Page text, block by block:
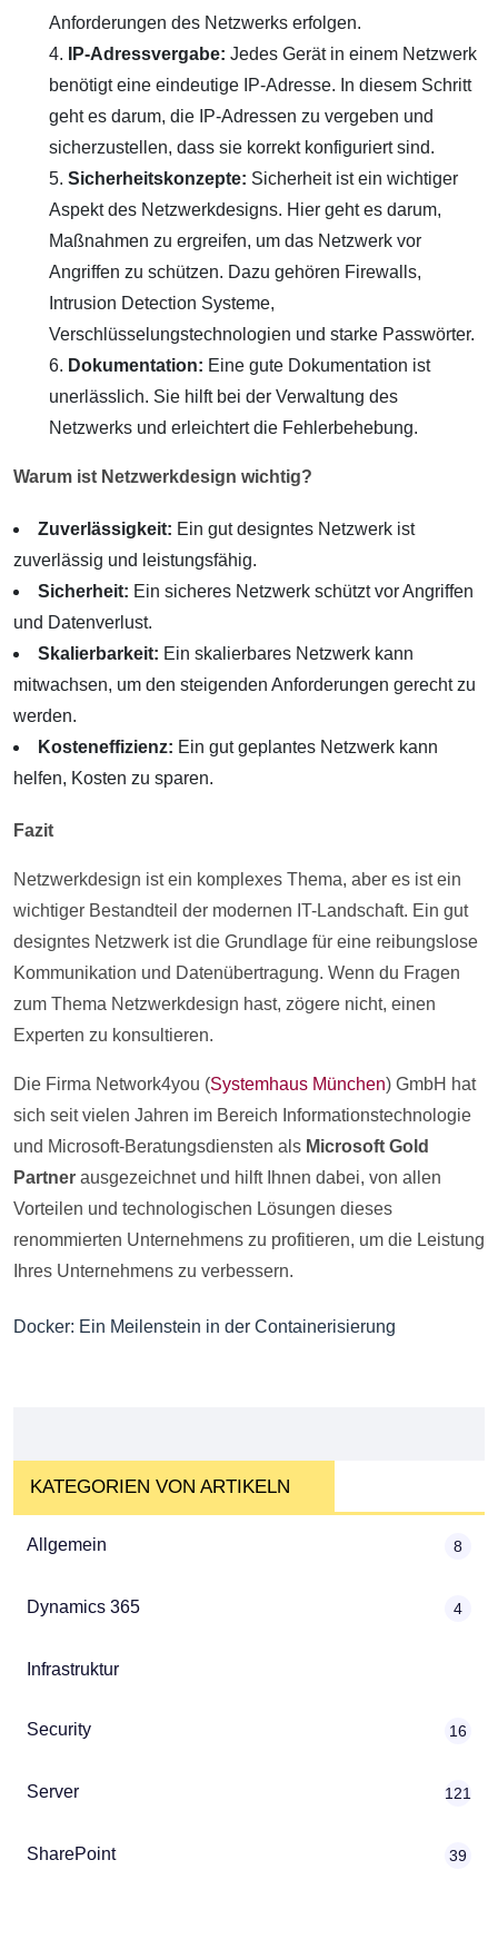
Anforderungen des Netzwerks erfolgen.
IP-Adressvergabe: Jedes Gerät in einem Netzwerk
benötigt eine eindeutige IP-Adresse. In diesem Schritt
geht es darum, die IP-Adressen zu vergeben und
sicherzustellen, dass sie korrekt konfiguriert sind.
Sicherheitskonzepte: Sicherheit ist ein wichtiger
Aspekt des Netzwerkdesigns. Hier geht es darum,
Maßnahmen zu ergreifen, um das Netzwerk vor
Angriffen zu schützen. Dazu gehören Firewalls,
Intrusion Detection Systeme,
Verschlüsselungstechnologien und starke Passwörter.
Dokumentation: Eine gute Dokumentation ist
unerlässlich. Sie hilft bei der Verwaltung des
Netzwerks und erleichtert die Fehlerbehebung.
Warum ist Netzwerkdesign wichtig?
Zuverlässigkeit: Ein gut designtes Netzwerk ist
zuverlässig und leistungsfähig.
Sicherheit: Ein sicheres Netzwerk schützt vor Angriffen
und Datenverlust.
Skalierbarkeit: Ein skalierbares Netzwerk kann
mitwachsen, um den steigenden Anforderungen gerecht zu
werden.
Kosteneffizienz: Ein gut geplantes Netzwerk kann
helfen, Kosten zu sparen.
Fazit
Netzwerkdesign ist ein komplexes Thema, aber es ist ein
wichtiger Bestandteil der modernen IT-Landschaft. Ein gut
designtes Netzwerk ist die Grundlage für eine reibungslose
Kommunikation und Datenübertragung. Wenn du Fragen
zum Thema Netzwerkdesign hast, zögere nicht, einen
Experten zu konsultieren.
Die Firma Network4you (Systemhaus München) GmbH hat
sich seit vielen Jahren im Bereich Informationstechnologie
und Microsoft-Beratungsdiensten als Microsoft Gold
Partner ausgezeichnet und hilft Ihnen dabei, von allen
Vorteilen und technologischen Lösungen dieses
renommierten Unternehmens zu profitieren, um die Leistung
Ihres Unternehmens zu verbessern.
Docker: Ein Meilenstein in der Containerisierung
KATEGORIEN VON ARTIKELN
Allgemein 8
Dynamics 365 4
Infrastruktur
Security 16
Server 121
SharePoint 39